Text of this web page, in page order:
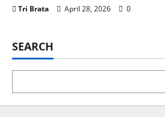
Tri Brata April 28, 2026 0
SEARCH